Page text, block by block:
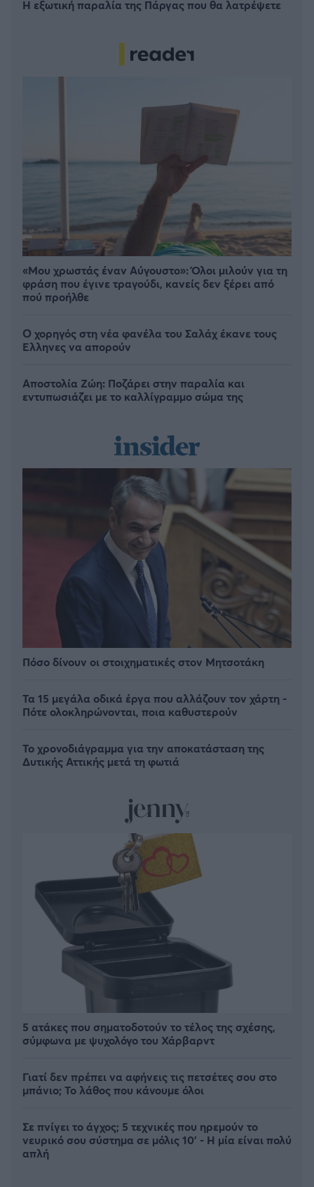
Η εξωτική παραλία της Πάργας που θα λατρέψετε
«Μου χρωστάς έναν Αύγουστο»: Όλοι μιλούν για τη
φράση που έγινε τραγούδι, κανείς δεν ξέρει από
πού προήλθε
Ο χορηγός στη νέα φανέλα του Σαλάχ έκανε τους
Έλληνες να απορούν
Αποστολία Ζώη: Ποζάρει στην παραλία και
εντυπωσιάζει με το καλλίγραμμο σώμα της
Πόσο δίνουν οι στοιχηματικές στον Μητσοτάκη
Τα 15 μεγάλα οδικά έργα που αλλάζουν τον χάρτη -
Πότε ολοκληρώνονται, ποια καθυστερούν
Το χρονοδιάγραμμα για την αποκατάσταση της
Δυτικής Αττικής μετά τη φωτιά
5 ατάκες που σηματοδοτούν το τέλος της σχέσης,
σύμφωνα με ψυχολόγο του Χάρβαρντ
Γιατί δεν πρέπει να αφήνεις τις πετσέτες σου στο
μπάνιο; Το λάθος που κάνουμε όλοι
Σε πνίγει το άγχος; 5 τεχνικές που ηρεμούν το
νευρικό σου σύστημα σε μόλις 10' - Η μία είναι πολύ
απλή